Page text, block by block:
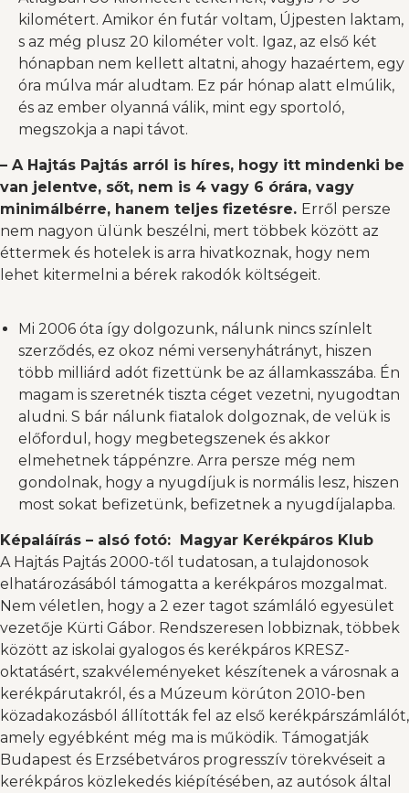
kilométert. Amikor én futár voltam, Újpesten laktam,
s az még plusz 20 kilométer volt. Igaz, az első két
hónapban nem kellett altatni, ahogy hazaértem, egy
óra múlva már aludtam. Ez pár hónap alatt elmúlik,
és az ember olyanná válik, mint egy sportoló,
megszokja a napi távot.
– A Hajtás Pajtás arról is híres, hogy itt mindenki be
van jelentve, sőt, nem is 4 vagy 6 órára, vagy
minimálbérre, hanem teljes fizetésre. Erről persze
nem nagyon ülünk beszélni, mert többek között az
éttermek és hotelek is arra hivatkoznak, hogy nem
lehet kitermelni a bérek rakodók költségeit.
Mi 2006 óta így dolgozunk, nálunk nincs színlelt
szerződés, ez okoz némi versenyhátrányt, hiszen
több milliárd adót fizettünk be az államkasszába. Én
magam is szeretnék tiszta céget vezetni, nyugodtan
aludni. S bár nálunk fiatalok dolgoznak, de velük is
előfordul, hogy megbetegszenek és akkor
elmehetnek táppénzre. Arra persze még nem
gondolnak, hogy a nyugdíjuk is normális lesz, hiszen
most sokat befizetünk, befizetnek a nyugdíjalapba.
Képaláírás – alsó fotó: Magyar Kerékpáros Klub
A Hajtás Pajtás 2000-től tudatosan, a tulajdonosok
elhatározásából támogatta a kerékpáros mozgalmat.
Nem véletlen, hogy a 2 ezer tagot számláló egyesület
vezetője Kürti Gábor. Rendszeresen lobbiznak, többek
között az iskolai gyalogos és kerékpáros KRESZ-
oktatásért, szakvéleményeket készítenek a városnak a
kerékpárutakról, és a Múzeum körúton 2010-ben
közadakozásból állították fel az első kerékpárszámlálót,
amely egyébként még ma is működik. Támogatják
Budapest és Erzsébetváros progresszív törekvéseit a
kerékpáros közlekedés kiépítésében, az autósok által